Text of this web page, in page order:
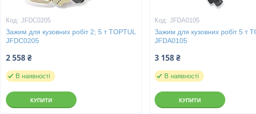
JFDC0205
Зажим для кузовних робіт 2; 5 т TOPTUL
JFDC0205
2 558 ₴
В наявності
КУПИТИ
JFDA0105
Зажим для кузовних робіт 5 т
JFDA0105
3 158 ₴
В наявності
КУПИТИ